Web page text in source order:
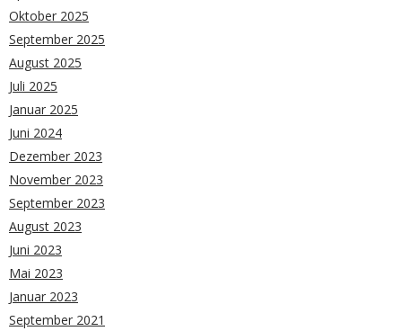
Oktober 2025
September 2025
August 2025
Juli 2025
Januar 2025
Juni 2024
Dezember 2023
November 2023
September 2023
August 2023
Juni 2023
Mai 2023
Januar 2023
September 2021